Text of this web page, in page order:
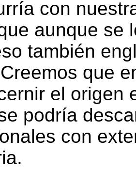
con
aunque se
también
que
el origen
podría
con